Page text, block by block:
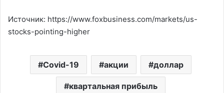
Источник: https://www.foxbusiness.com/markets/us-
stocks-pointing-higher
Covid-19 акции доллар
квартальная прибыль